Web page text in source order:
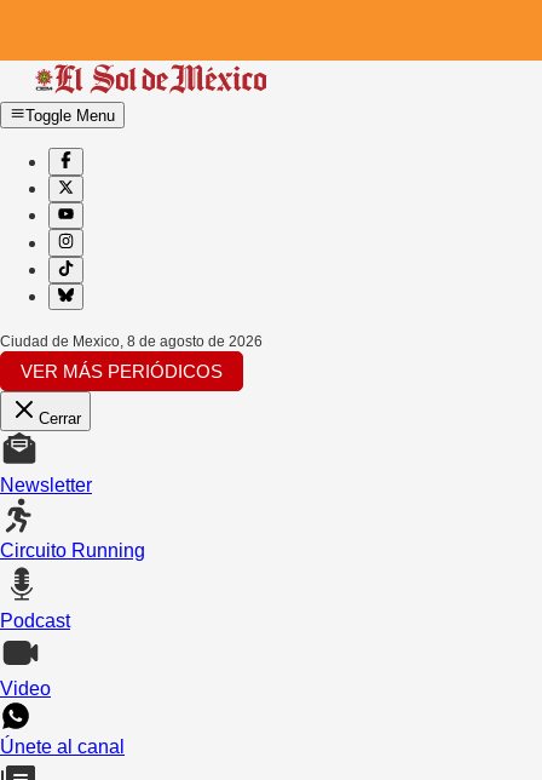
Toggle Menu
Ciudad de Mexico, 8 de agosto de 2026
VER MÁS PERIÓDICOS
Cerrar
Newsletter
Circuito Running
Podcast
Video
Únete al canal